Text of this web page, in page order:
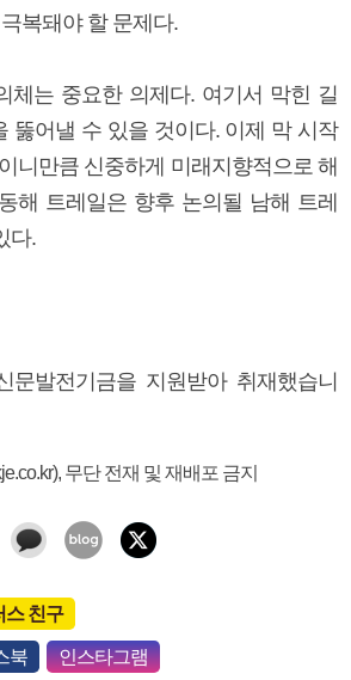
복돼야 할 문제다.
체는 중요한 의제다. 여기서 막힌 길
뚫어낼 수 있을 것이다. 이제 막 시작
니만큼 신중하게 미래지향적으로 해
해 트레일은 향후 논의될 남해 트레
다.
발전기금을 지원받아 취재했습니
무단 전재 및 재배포 금지
스 친구
북 인스타그램